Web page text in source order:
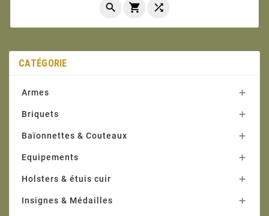
  
CATÉGORIE
Armes 
Briquets 
Baïonnettes & Couteaux 
Equipements 
Holsters & étuis cuir 
Insignes & Médailles 